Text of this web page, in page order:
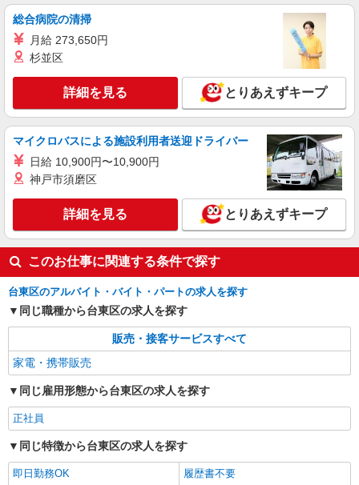
総合病院の清掃
月給 273,650円
杉並区
詳細を見る とりあえずキープ
マイクロバスによる施設利用者送迎ドライバー
日給 10,900円〜10,900円
神戸市須磨区
詳細を見る とりあえずキープ
このお仕事に関連する条件で探す
台東区のアルバイト・バイト・パートの求人を探す
同じ職種から台東区の求人を探す
販売・接客サービスすべて
家電・携帯販売
同じ雇用形態から台東区の求人を探す
正社員
同じ特徴から台東区の求人を探す
即日勤務OK
履歴書不要